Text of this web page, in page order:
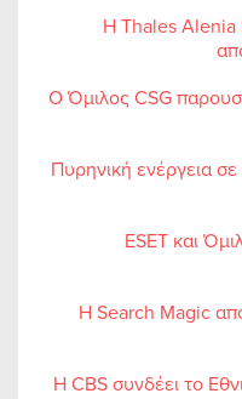
Η Thales Alenia
Ο Όμιλος CSG
Πυρηνική ενέργεια
ESET και
Η Search Magic
Η CBS συνδέει το